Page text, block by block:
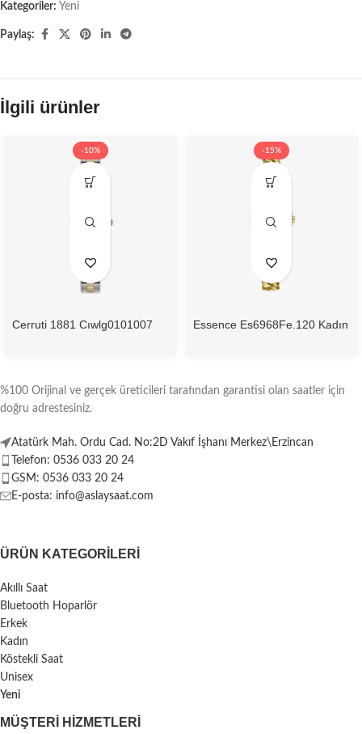
Kategoriler: Yeni
Paylaş:
İlgili ürünler
-10%
Cerruti 1881 Cıwlg0101007
-15%
Essence Es6968Fe.120 Kadın
%100 Orijinal ve gerçek üreticileri tarafından garantisi olan saatler için
doğru adrestesiniz.
Atatürk Mah. Ordu Cad. No:2D Vakıf İşhanı Merkez\Erzincan
Telefon: 0536 033 20 24
GSM: 0536 033 20 24
E-posta: info@aslaysaat.com
ÜRÜN KATEGORILERI
Akıllı Saat
Bluetooth Hoparlör
Erkek
Kadın
Köstekli Saat
Unisex
Yeni
MÜŞTERI HIZMETLERI